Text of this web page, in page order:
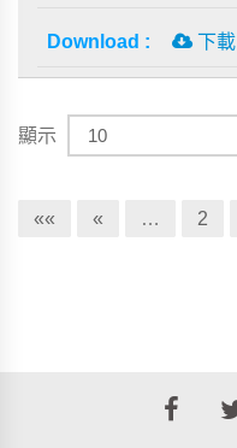
下載
顯示
«« « … 2